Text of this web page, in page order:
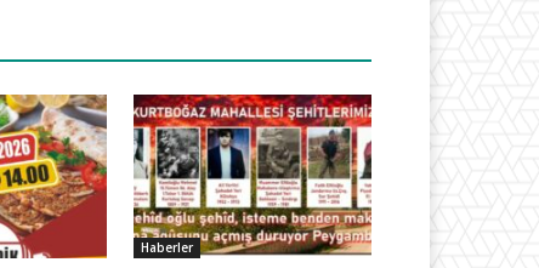
Haberler